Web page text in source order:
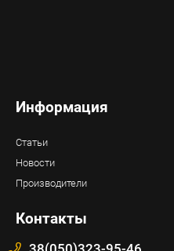
Информация
Статьи
Новости
Производители
Контакты